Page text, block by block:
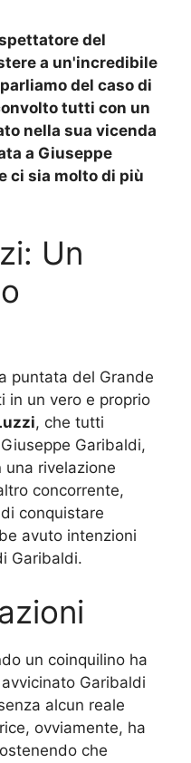
del
a un'incredibile
del caso di
tutti con un
nella sua vicenda
a Giuseppe
ci sia molto di più
Un
puntata del Grande
in un vero e proprio
, che tutti
Garibaldi,
una rivelazione
concorrente,
conquistare
avuto intenzioni
Garibaldi.
un coinquilino ha
Garibaldi
alcun reale
ovviamente, ha
che